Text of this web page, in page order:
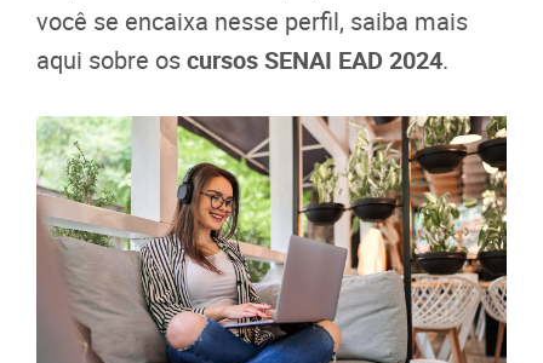
você se encaixa nesse perfil, saiba mais
aqui sobre oscursos SENAI EAD 2024.